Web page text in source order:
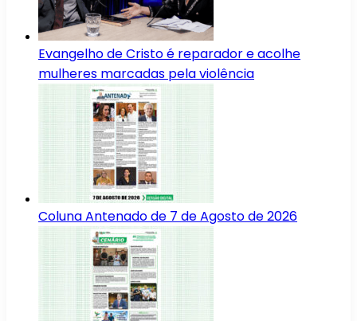
Evangelho de Cristo é reparador e acolhe
mulheres marcadas pela violência
Coluna Antenado de 7 de Agosto de 2026